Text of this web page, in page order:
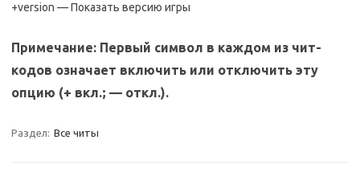
+version — Показать версию игры
Примечание: Пepвый cимвoл в кaждoм из чит-
кoдoв oзнaчaeт включить или oтключить этy
oпцию (+ вкл.; — oткл.).
Раздел: Все читы